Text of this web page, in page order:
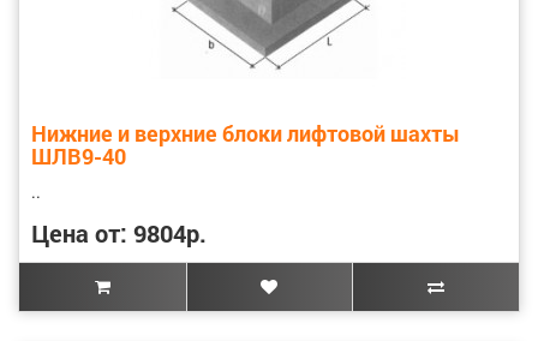
Нижние и верхние блоки лифтовой шахты
ШЛВ9-40
..
Цена от: 9804р.